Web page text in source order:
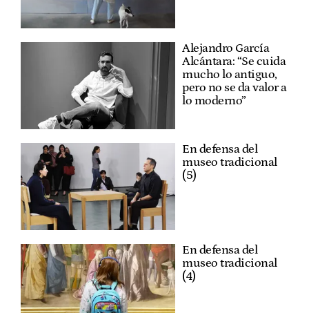
Alejandro García
Alcántara: “Se cuida
mucho lo antiguo,
pero no se da valor a
lo moderno”
En defensa del
museo tradicional
(5)
En defensa del
museo tradicional
(4)